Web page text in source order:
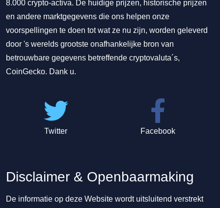
8.000 crypto-activa. De huidige prijzen, historische prijzen
en andere marktgegevens die ons helpen onze
voorspellingen te doen tot wat ze nu zijn, worden geleverd
door 's werelds grootste onafhankelijke bron van
betrouwbare gegevens betreffende cryptovaluta´s,
CoinGecko. Dank u.
Twitter Facebook
Disclaimer & Openbaarmaking
De informatie op deze Website wordt uitsluitend verstrekt